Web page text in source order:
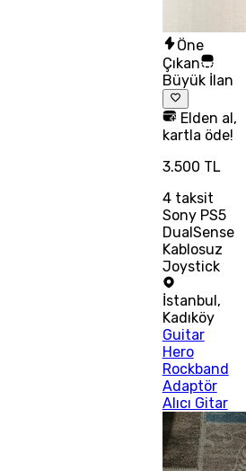
Öne
Çıkan
Büyük İlan
Elden al,
kartla öde!
3.500 TL
4taksit
Sony PS5
DualSense
Kablosuz
Joystick
İstanbul ,
Kadıköy
Guitar
Hero
Rockband
Adaptör
Alıcı Gitar